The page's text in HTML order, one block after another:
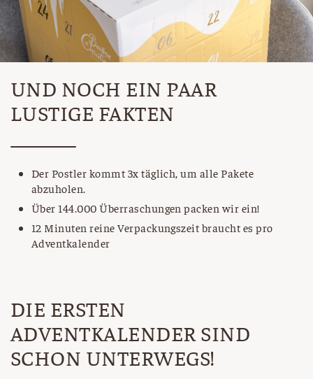
UND NOCH EIN PAAR
LUSTIGE FAKTEN
Der Postler kommt 3x täglich, um alle Pakete
abzuholen.
Über 144.000 Überraschungen packen wir ein!
12 Minuten reine Verpackungszeit braucht es pro
Adventkalender
DIE ERSTEN
ADVENTKALENDER SIND
SCHON UNTERWEGS!